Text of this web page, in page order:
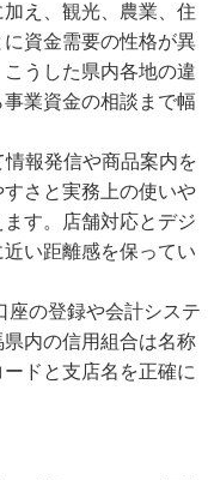
え、観光、農業、住
資金需要の性格が異
うした県内各地の違
業資金の相談まで幅
報発信や商品案内を
さと実務上の使いや
す。店舗対応とデジ
い距離感を保ってい
座の登録や会計システ
内の信用組合は名称
ドと支店名を正確に